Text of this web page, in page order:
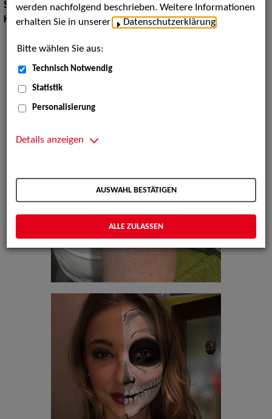
Show:Kinderunterhaltung
Kinderunterhaltung:Kinderschminken
werden nachfolgend beschrieben. Weitere Informationen
erhalten Sie in unserer
Datenschutzerklärung
Bitte wählen Sie aus:
Technisch Notwendig
Statistik
Personalisierung
Details anzeigen
AUSWAHL BESTÄTIGEN
ALLE ZULASSEN